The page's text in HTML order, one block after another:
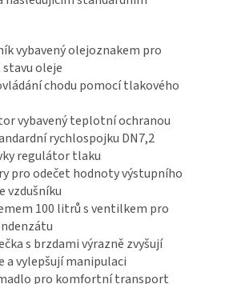
vybavený olejoznakem pro
oleje
chodu pomocí tlakového
vybavený teplotní ochranou
rychlospojku DN7,2
regulátor tlaku
pro odečet hodnoty výstupního
vzdušníku
100 litrů s ventilkem pro
s brzdami výrazně zvyšují
vylepšují manipulaci
pro komfortní transport